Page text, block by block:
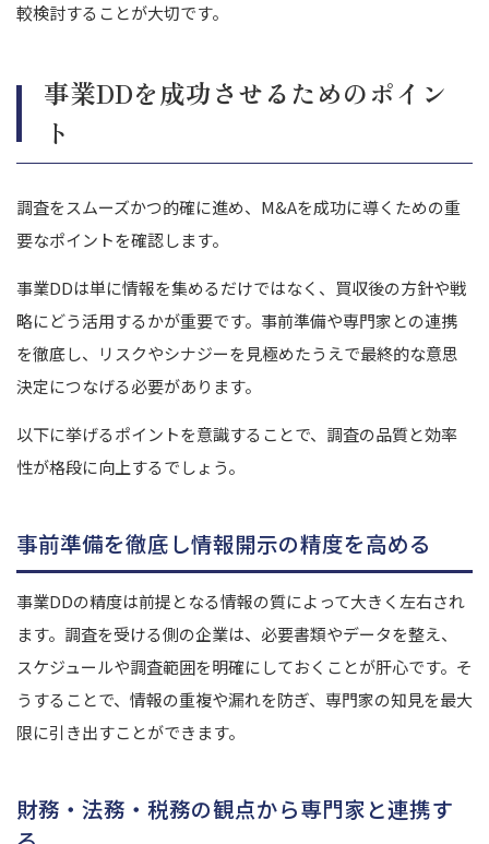
較検討することが大切です。
事業DDを成功させるためのポイン
ト
調査をスムーズかつ的確に進め、M&Aを成功に導くための重
要なポイントを確認します。
事業DDは単に情報を集めるだけではなく、買収後の方針や戦
略にどう活用するかが重要です。事前準備や専門家との連携
を徹底し、リスクやシナジーを見極めたうえで最終的な意思
決定につなげる必要があります。
以下に挙げるポイントを意識することで、調査の品質と効率
性が格段に向上するでしょう。
事前準備を徹底し情報開示の精度を高める
事業DDの精度は前提となる情報の質によって大きく左右され
ます。調査を受ける側の企業は、必要書類やデータを整え、
スケジュールや調査範囲を明確にしておくことが肝心です。そ
うすることで、情報の重複や漏れを防ぎ、専門家の知見を最大
限に引き出すことができます。
財務・法務・税務の観点から専門家と連携す